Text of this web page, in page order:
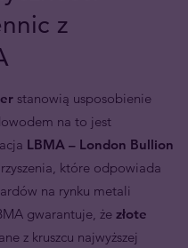
z
stanowią usposobienie
na to jest
LBMA – London Bullion
które odpowiada
na rynku metali
gwarantuje, że złote
z kruszcu najwyższej